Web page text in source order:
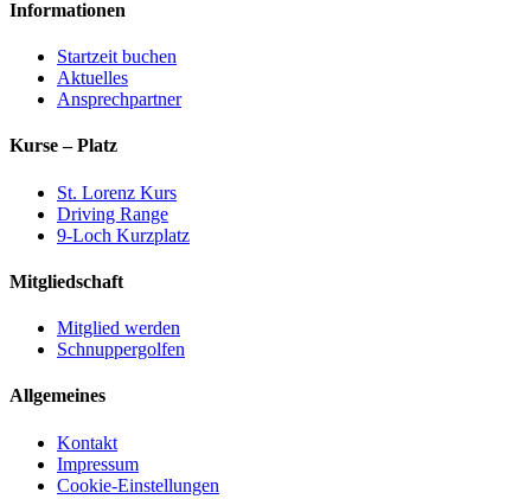
Informationen
Startzeit buchen
Aktuelles
Ansprechpartner
Kurse – Platz
St. Lorenz Kurs
Driving Range
9-Loch Kurzplatz
Mitgliedschaft
Mitglied werden
Schnuppergolfen
Allgemeines
Kontakt
Impressum
Cookie-Einstellungen